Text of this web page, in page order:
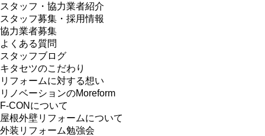
スタッフ・協力業者紹介
スタッフ募集・採用情報
協力業者募集
よくある質問
スタッフブログ
キタセツのこだわり
リフォームに対する想い
リノベーションのMoreform
F-CONについて
屋根外壁リフォームについて
外装リフォーム勉強会